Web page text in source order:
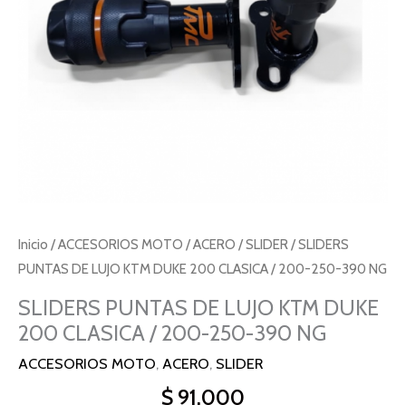
Inicio /ACCESORIOS MOTO /ACERO /SLIDER/ SLIDERS
PUNTAS DE LUJO KTM DUKE 200 CLASICA / 200-250-390 NG
SLIDERS PUNTAS DE LUJO KTM DUKE
200 CLASICA / 200-250-390 NG
ACCESORIOS MOTO, ACERO, SLIDER
$ 91.000